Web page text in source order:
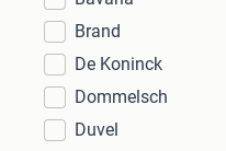
Brand
De Koninck
Dommelsch
Duvel